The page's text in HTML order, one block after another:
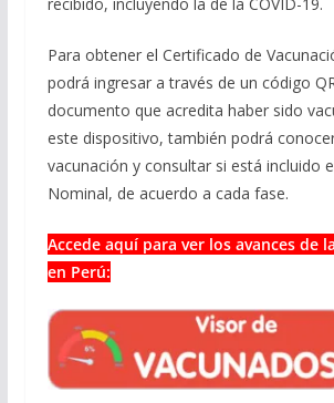
Para obtener el Certificado de
podrá ingresar a través de un código
documento que acredita haber sido
este dispositivo, también podrá
vacunación y consultar si está incluido
Nominal, de acuerdo a cada fase.
Accede aquí para ver los avances de
en Perú: